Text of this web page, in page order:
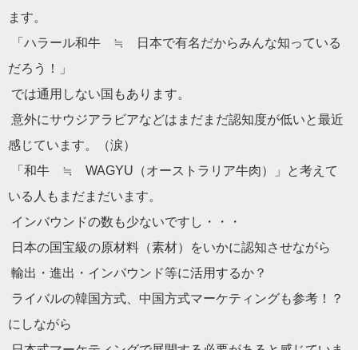
ます。
「ハラール和牛 ≒ 日本で有名だからみんな知っている
だろう！」
では通用しない国もあります。
意外にサウジアラビアなどはまだまだ認知度が低いと最近
感じてい ます。（涙）
「和牛 ≒ WAGYU（オーストラリア牛肉）」
と考えて
いる人もまだまだいます。
インバウンドの数も少ないですし・・・
日本の国宝級の原材料（素材）をいかに認知させながら
輸出・進出・インバウンド等に活用するか？
ライバルの韓国方式、中国方式マーケティングも参考！？
にしながら